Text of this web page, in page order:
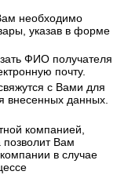
необходимо
указав в форме
ФИО получателя
почту.
с Вами для
внесенных данных.
компанией,
Вам
в случае